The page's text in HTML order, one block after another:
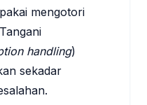
mengotori
handling)
sekadar